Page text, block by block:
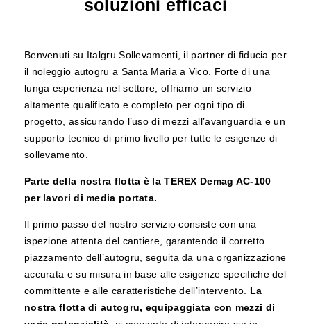
soluzioni efficaci
Benvenuti su Italgru Sollevamenti, il partner di fiducia per
il noleggio autogru a Santa Maria a Vico. Forte di una
lunga esperienza nel settore, offriamo un servizio
altamente qualificato e completo per ogni tipo di
progetto, assicurando l’uso di mezzi all’avanguardia e un
supporto tecnico di primo livello per tutte le esigenze di
sollevamento.
Parte della nostra flotta è la TEREX Demag AC-100
per lavori di media portata.
Il primo passo del nostro servizio consiste con una
ispezione attenta del cantiere, garantendo il corretto
piazzamento dell’autogru, seguita da una organizzazione
accurata e su misura in base alle esigenze specifiche del
committente e alle caratteristiche dell’intervento. La
nostra flotta di autogru, equipaggiata con mezzi di